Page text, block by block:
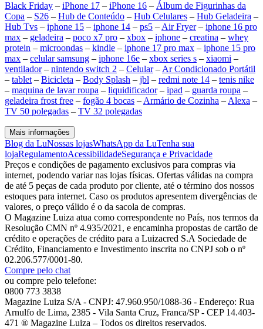
Black Friday – iPhone 17 – iPhone 16 – Álbum de Figurinhas da
Copa – S26 – Hub de Conteúdo – Hub Celulares – Hub Geladeira –
Hub Tvs – iphone 15 – iphone 14 – ps5 – Air Fryer– iphone 16 pro
max – geladeira – poco x7 pro – xbox – iphone – creatina – whey
protein – microondas – kindle – iphone 17 pro max – iphone 15 pro
max – celular samsung – iphone 16e – xbox series s – xiaomi –
ventilador– nintendo switch 2 – Celular– Ar Condicionado Portátil
– tablet – Bicicleta – Body Splash – jbl – redmi note 14 – tenis nike
– maquina de lavar roupa – liquidificador– ipad – guarda roupa –
geladeira frost free – fogão 4 bocas – Armário de Cozinha – Alexa –
TV 50 polegadas – TV 32 polegadas
Mais informações
Blog da LuNossas lojasWhatsApp da LuTenha sua
lojaRegulamentoAcessibilidadeSegurança e Privacidade
Preços e condições de pagamento exclusivos para compras via
internet, podendo variar nas lojas físicas. Ofertas válidas na compra
de até 5 peças de cada produto por cliente, até o término dos nossos
estoques para internet. Caso os produtos apresentem divergências de
valores, o preço válido é o da sacola de compras.
O Magazine Luiza atua como correspondente no País, nos termos da
Resolução CMN nº 4.935/2021, e encaminha propostas de cartão de
crédito e operações de crédito para a Luizacred S.A Sociedade de
Crédito, Financiamento e Investimento inscrita no CNPJ sob o nº
02.206.577/0001-80.
Compre pelo chat
ou compre pelo telefone:
0800 773 3838
Magazine Luiza S/A - CNPJ: 47.960.950/1088-36 - Endereço: Rua
Arnulfo de Lima, 2385 - Vila Santa Cruz, Franca/SP - CEP 14.403-
471 ® Magazine Luiza – Todos os direitos reservados.